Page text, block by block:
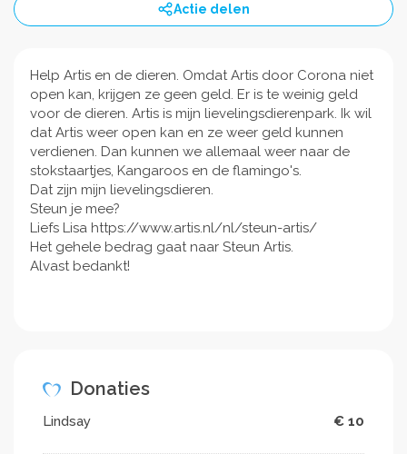
Actie delen
Help Artis en de dieren. Omdat Artis door Corona niet
open kan, krijgen ze geen geld. Er is te weinig geld
voor de dieren. Artis is mijn lievelingsdierenpark. Ik wil
dat Artis weer open kan en ze weer geld kunnen
verdienen. Dan kunnen we allemaal weer naar de
stokstaartjes, Kangaroos en de flamingo's.
Dat zijn mijn lievelingsdieren.
Steun je mee?
Liefs Lisa https://www.artis.nl/nl/steun-artis/
Het gehele bedrag gaat naar Steun Artis.
Alvast bedankt!
Donaties
Lindsay € 10